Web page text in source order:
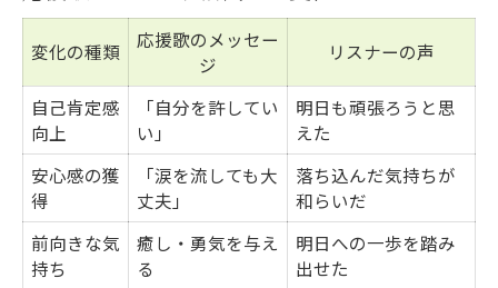
変化の種類
応援歌のメッセー
ジ
リスナーの声
自己肯定感
向上
「自分を許してい
い」
明日も頑張ろうと思
えた
安心感の獲
得
「涙を流しても大
丈夫」
落ち込んだ気持ちが
和らいだ
前向きな気
持ち
癒し・勇気を与え
る
明日への一歩を踏み
出せた